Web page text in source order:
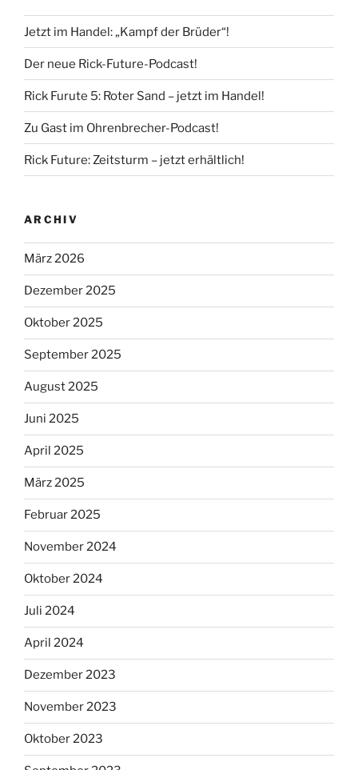
Jetzt im Handel: „Kampf der Brüder“!
Der neue Rick-Future-Podcast!
Rick Furute 5: Roter Sand – jetzt im Handel!
Zu Gast im Ohrenbrecher-Podcast!
Rick Future: Zeitsturm – jetzt erhältlich!
ARCHIV
März 2026
Dezember 2025
Oktober 2025
September 2025
August 2025
Juni 2025
April 2025
März 2025
Februar 2025
November 2024
Oktober 2024
Juli 2024
April 2024
Dezember 2023
November 2023
Oktober 2023